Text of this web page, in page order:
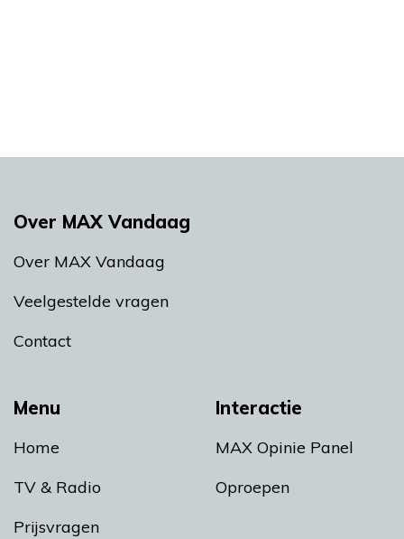
Menu
Home
TV & Radio
Prijsvragen
Interactie
MAX Opinie Panel
Oproepen
Over MAX Vandaag
Over MAX Vandaag
Veelgestelde vragen
Contact